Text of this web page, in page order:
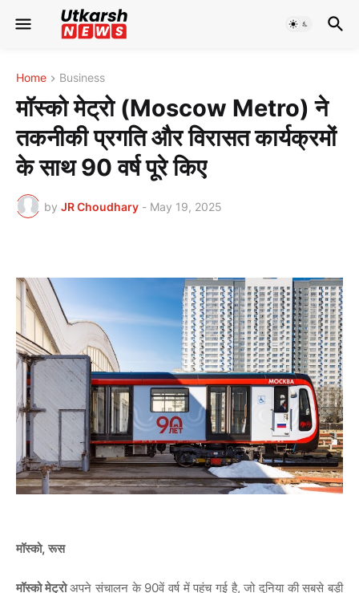
Home Business
मॉस्को मेट्रो (Moscow Metro) ने
तकनीकी प्रगति और विरासत कार्यक्रमों
के साथ 90 वर्ष पूरे किए
by JR Choudhary - May 19, 2025
मॉस्को, रूस
मॉस्को मेट्रोअपने संचालन के 90वें वर्ष में पहुंच गई है, जो दुनिया की सबसे बड़ी